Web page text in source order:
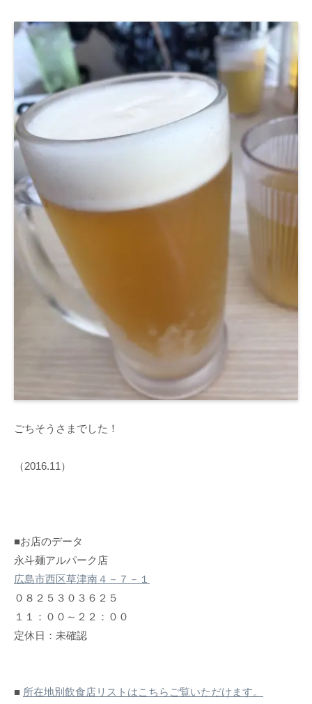
ごちそうさまでした！
（2016.11）
■お店のデータ
永斗麺アルパーク店
広島市西区草津南４－７－１
０８２５３０３６２５
１１：００～２２：００
定休日：未確認
■ 所在地別飲食店リストはこちらご覧いただけます。